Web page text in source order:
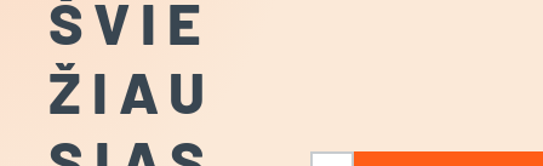
ŠVIE
ŽIAU
El. paštas